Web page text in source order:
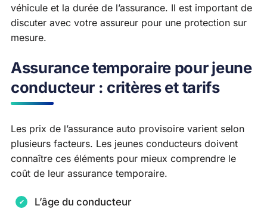
véhicule et la durée de l’assurance. Il est important de
discuter avec votre assureur pour une protection sur
mesure.
Assurance temporaire pour jeune
conducteur : critères et tarifs
Les prix de l’assurance auto provisoire varient selon
plusieurs facteurs. Les jeunes conducteurs doivent
connaître ces éléments pour mieux comprendre le
coût de leur assurance temporaire.
L’âge du conducteur